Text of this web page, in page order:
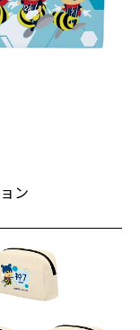
ン